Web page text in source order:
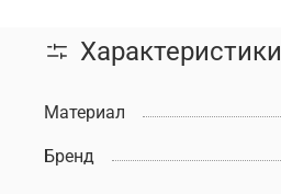
Характеристики
Материал
Бренд